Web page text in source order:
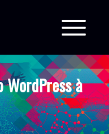
WordPress à